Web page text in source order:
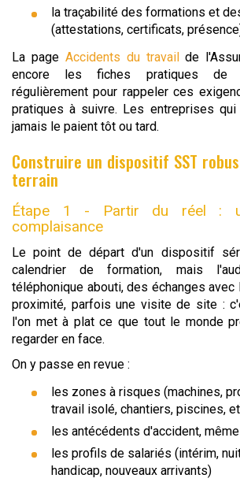
la traçabilité des formations et
(attestations, certificats,
La page Accidents du travail de
encore les fiches pratiques de
régulièrement pour rappeler ces
pratiques à suivre. Les entreprises
jamais le paient tôt ou tard.
Construire un dispositif SST
terrain
Étape 1 - Partir du réel :
complaisance
Le point de départ d'un dispositif
calendrier de formation, mais
téléphonique abouti, des échanges avec
proximité, parfois une visite de site :
l'on met à plat ce que tout le monde
regarder en face.
On y passe en revue :
les zones à risques (machines,
travail isolé, chantiers, piscines,
les antécédents d'accident,
les profils de salariés (intérim,
handicap, nouveaux arrivants)